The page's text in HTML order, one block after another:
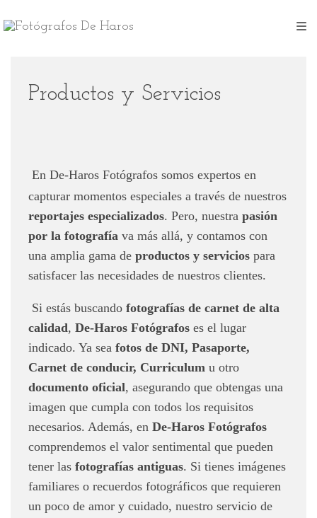
Productos y Servicios
En De-Haros Fotógrafos somos expertos en
capturar momentos especiales a través de nuestros
reportajes especializados. Pero, nuestra pasión
por la fotografía va más allá, y contamos con
una amplia gama de productos y servicios para
satisfacer las necesidades de nuestros clientes.
Si estás buscando fotografías de carnet de alta
calidad, De-Haros Fotógrafos es el lugar
indicado. Ya sea fotos de DNI, Pasaporte,
Carnet de conducir, Curriculum u otro
documento oficial, asegurando que obtengas una
imagen que cumpla con todos los requisitos
necesarios. Además, en De-Haros Fotógrafos
comprendemos el valor sentimental que pueden
tener las fotografías antiguas. Si tienes imágenes
familiares o recuerdos fotográficos que requieren
un poco de amor y cuidado, nuestro servicio de